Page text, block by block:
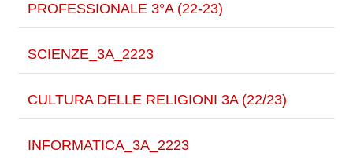
PROFESSIONALE 3°A (22-23)
SCIENZE_3A_2223
CULTURA DELLE RELIGIONI 3A (22/23)
INFORMATICA_3A_2223